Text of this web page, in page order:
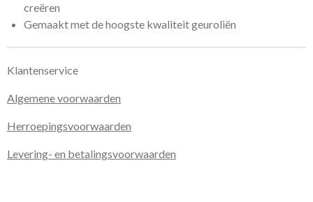
creëren
Gemaakt met de hoogste kwaliteit geuroliën
Klantenservice
Algemene voorwaarden
Herroepingsvoorwaarden
Levering- en betalingsvoorwaarden